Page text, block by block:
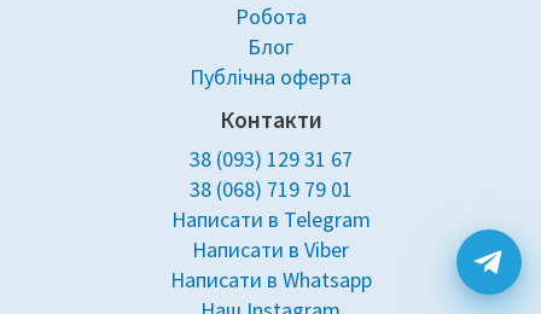
Робота
Блог
Публічна оферта
Контакти
38 (093) 129 31 67
38 (068) 719 79 01
Написати в Telegram
Написати в Viber
Написати в Whatsapp